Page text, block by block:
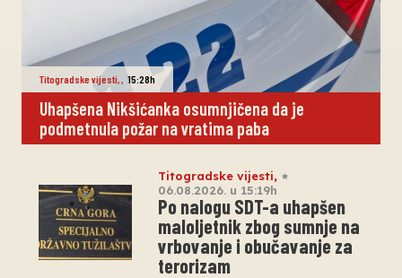
Titogradske vijesti 15:28h
Uhapšena Nikšićanka osumnjičena da je
podmetnula požar na vratima paba
Titogradske vijesti,
06.08.2026. u 15:19h
Po nalogu SDT-a uhapšen
maloljetnik zbog sumnje na
vrbovanje i obučavanje za
terorizam